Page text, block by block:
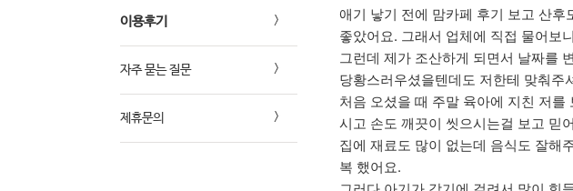
이용후기
자주 묻는 질문
제휴문의
애기 낳기 전에 맘카페 후기 보고 산
좋았어요. 그래서 업체에 직접 물어보
그런데 제가 조산하게 되면서 날짜를
당황스러우셨을텐데도 저한테 맞춰주
처음 오셨을 때 주말 육아에 지친 저
시고 손도 깨끗이 씻으시는걸 보고 믿
집에 재료도 많이 없는데 음식도 잘해
복 했어요.